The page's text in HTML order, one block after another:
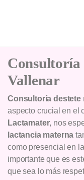
Consultoría
Vallenar
Consultoría destete
aspecto crucial en el
Lactamater, nos
lactancia materna
como presencial en
importante que es
que sea lo más